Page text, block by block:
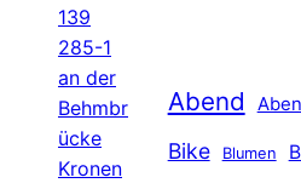
139
285-1
an der
Behmbr
ücke
Kronen
Abend
Bike Blumen